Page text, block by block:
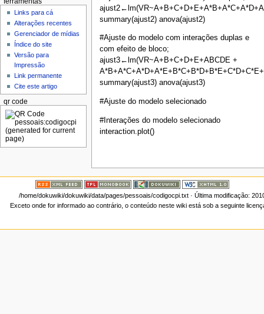
summary(ajust2) anova(ajust2)
#Ajuste do modelo com interações duplas e
com efeito de bloco;
ajust3←lm(VR~A+B+C+D+E+ABCDE +
summary(ajust3) anova(ajust3)
#Ajuste do modelo selecionado
#Interações do modelo selecionado
interaction.plot()
Links para cá
Alterações recentes
Gerenciador de mídias
Índice do site
Versão para
Impressão
Link permanente
Cite este artigo
qr code
/home/dokuwiki/dokuwiki/data/pages/pessoais/codigocpi.txt· Última modificação:
Exceto onde for informado ao contrário, o conteúdo neste wiki está sob a seguinte